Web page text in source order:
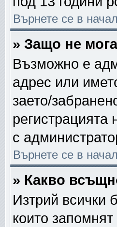
Върнете се в
» Защо не
Възможно е
адрес или
заето/
с
Върнете се в
» Какво
Изтрий всички
които